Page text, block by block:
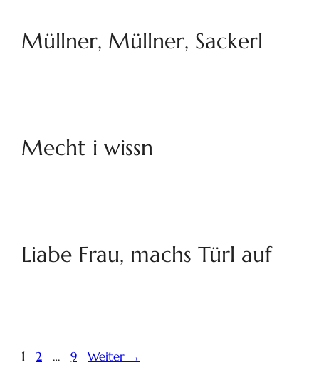
Müllner, Müllner, Sackerl
Mecht i wissn
Liabe Frau, machs Türl auf
1 2 … 9 Weiter →